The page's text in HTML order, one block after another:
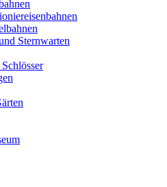
Sternwarten